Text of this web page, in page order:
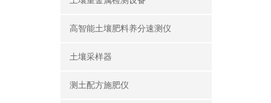
高智能土壤肥料养分速测仪
土壤采样器
测土配方施肥仪